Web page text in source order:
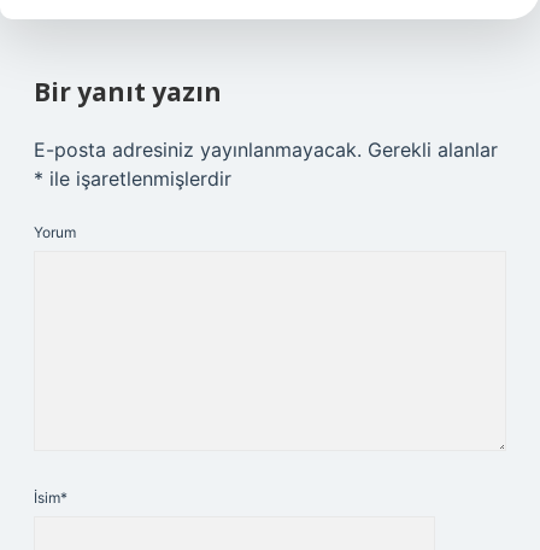
Bir yanıt yazın
E-posta adresiniz yayınlanmayacak. Gerekli alanlar
* ile işaretlenmişlerdir
Yorum
İsim*